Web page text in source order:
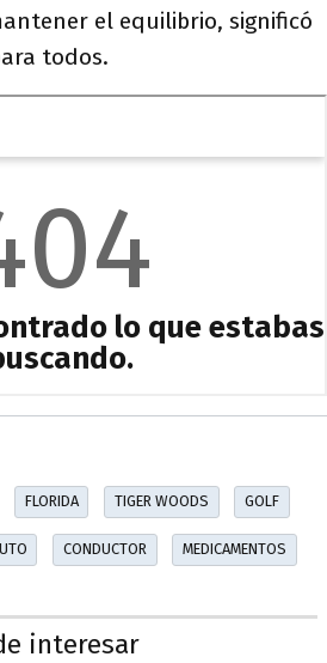
el equilibrio, significó
todos.
FLORIDA TIGER WOODS GOLF
CONDUCTOR MEDICAMENTOS
interesar